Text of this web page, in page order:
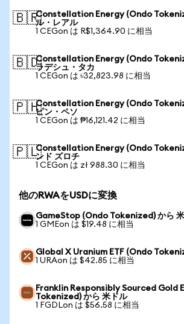
🇧🇷Constellation Energy (Ondo
ル・レアル
1 CEGon は R$1,364.90 に相当
🇧🇩Constellation Energy (Ondo
ラデシュ・タカ
1 CEGon は ৳32,823.98 に相当
🇵🇭Constellation Energy (Ondo
ピン・ペソ
1 CEGon は ₱16,121.42 に相当
🇵🇱Constellation Energy (Ondo
ンド ズロチ
1 CEGon は zł 988.30 に相当
他のRWAをUSDに変換
GameStop (Ondo Tokenized) から
1 GMEon は $19.48 に相当
Global X Uranium ETF (Ondo
1 URAon は $42.85 に相当
Franklin Responsibly Sourced Gold
Tokenized) から 米ドル
1 FGDLon は $56.58 に相当